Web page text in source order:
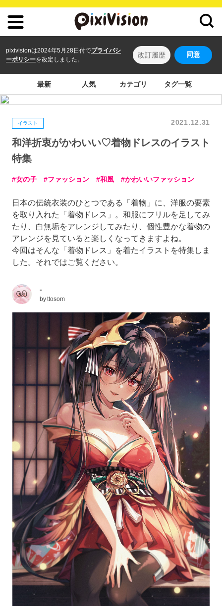
pixivisionは2024年5月28日付でプライバシ
ーポリシーを改定しました。
改訂履歴 同意
最新 人気 カテゴリ タグ一覧
イラスト 2021.12.31
和洋折衷がかわいい♡着物ドレスのイラスト
特集
女の子 ファッション 和風 かわいいファッション
日本の伝統衣装のひとつである「着物」に、洋服の要素
を取り入れた「着物ドレス」。和服にフリルを足してみ
たり、白無垢をアレンジしてみたり、個性豊かな着物の
アレンジを見ていると楽しくなってきますよね。
今回はそんな「着物ドレス」を着たイラストを特集しま
した。それではご覧ください。
-
byttosom